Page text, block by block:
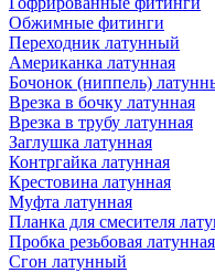
Обжимные фитинги
Переходник латунный
Американка латунная
Бочонок (ниппель)
Врезка в бочку латунная
Врезка в трубу латунная
Заглушка латунная
Контргайка латунная
Крестовина латунная
Муфта латунная
Планка для смесителя
Пробка резьбовая латунная
Сгон латунный